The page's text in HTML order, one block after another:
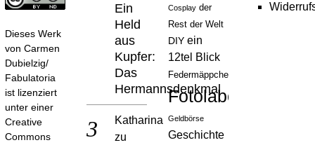
Dieses Werk
von Carmen
Dubielzig/
Fabulatoria
ist lizenziert
unter einer
Creative
Commons
Ein
Held
aus
Kupfer:
Das
Hermannsdenkmal
Katharina
zu
Cosplay der
Rest der Welt
DIY ein
12tel Blick
Federmäppchen
Fotolabor
Geldbörse
Geschichte